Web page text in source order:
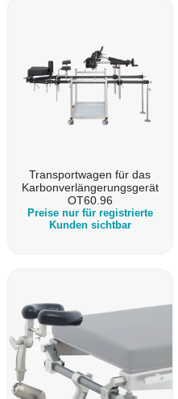
Transportwagen für das
Karbonverlängerungsgerät
OT60.96
Preise nur für registrierte
Kunden sichtbar